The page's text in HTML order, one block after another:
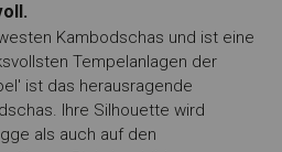
Kambodschas und ist eine
Tempelanlagen der
ist das herausragende
Ihre Silhouette wird
als auch auf den